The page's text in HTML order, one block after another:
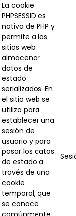
La cookie
PHPSESSID es
nativa de PHP y
permite a los
sitios web
almacenar
datos de
estado
serializados. En
el sitio web se
utiliza para
establecer una
sesión de
usuario y para
pasar los datos
de estado a
través de una
cookie
temporal, que
se conoce